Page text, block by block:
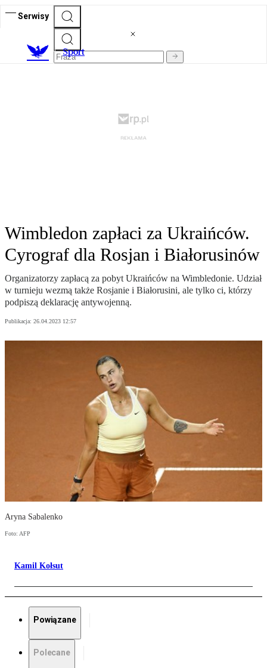
Serwisy
Sport
Wimbledon zapłaci za Ukraińców.
Cyrograf dla Rosjan i Białorusinów
Organizatorzy zapłacą za pobyt Ukraińców na Wimbledonie. Udział
w turnieju wezmą także Rosjanie i Białorusini, ale tylko ci, którzy
podpiszą deklarację antywojenną.
Publikacja: 26.04.2023 12:57
Aryna Sabalenko
Foto: AFP
Kamil Kołsut
Powiązane
Polecane